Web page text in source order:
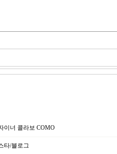
이너 콜라보 COMO
타/블로그